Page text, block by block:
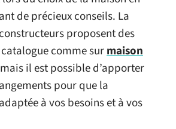
de précieux conseils. La
proposent des
comme surmaison
il est possible d’apporter
pour que la
à vos besoins et à vos